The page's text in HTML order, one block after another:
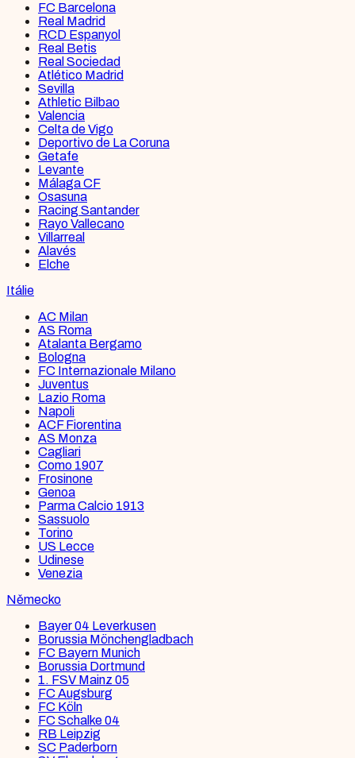
FC Barcelona
Real Madrid
RCD Espanyol
Real Betis
Real Sociedad
Atlético Madrid
Sevilla
Athletic Bilbao
Valencia
Celta de Vigo
Deportivo de La Coruna
Getafe
Levante
Málaga CF
Osasuna
Racing Santander
Rayo Vallecano
Villarreal
Alavés
Elche
Itálie
AC Milan
AS Roma
Atalanta Bergamo
Bologna
FC Internazionale Milano
Juventus
Lazio Roma
Napoli
ACF Fiorentina
AS Monza
Cagliari
Como 1907
Frosinone
Genoa
Parma Calcio 1913
Sassuolo
Torino
US Lecce
Udinese
Venezia
Německo
Bayer 04 Leverkusen
Borussia Mönchengladbach
FC Bayern Munich
Borussia Dortmund
1. FSV Mainz 05
FC Augsburg
FC Köln
FC Schalke 04
RB Leipzig
SC Paderborn